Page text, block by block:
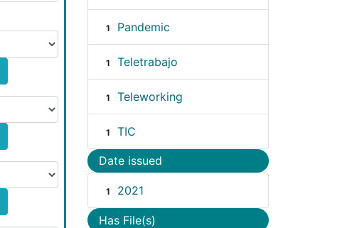
1 Pandemic
1 Teletrabajo
1 Teleworking
1 TIC
Date issued
1 2021
Has File(s)